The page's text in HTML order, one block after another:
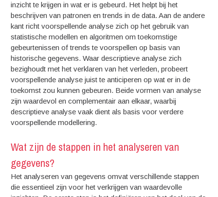
inzicht te krijgen in wat er is gebeurd. Het helpt bij het
beschrijven van patronen en trends in de data. Aan de andere
kant richt voorspellende analyse zich op het gebruik van
statistische modellen en algoritmen om toekomstige
gebeurtenissen of trends te voorspellen op basis van
historische gegevens. Waar descriptieve analyse zich
bezighoudt met het verklaren van het verleden, probeert
voorspellende analyse juist te anticiperen op wat er in de
toekomst zou kunnen gebeuren. Beide vormen van analyse
zijn waardevol en complementair aan elkaar, waarbij
descriptieve analyse vaak dient als basis voor verdere
voorspellende modellering.
Wat zijn de stappen in het analyseren van
gegevens?
Het analyseren van gegevens omvat verschillende stappen
die essentieel zijn voor het verkrijgen van waardevolle